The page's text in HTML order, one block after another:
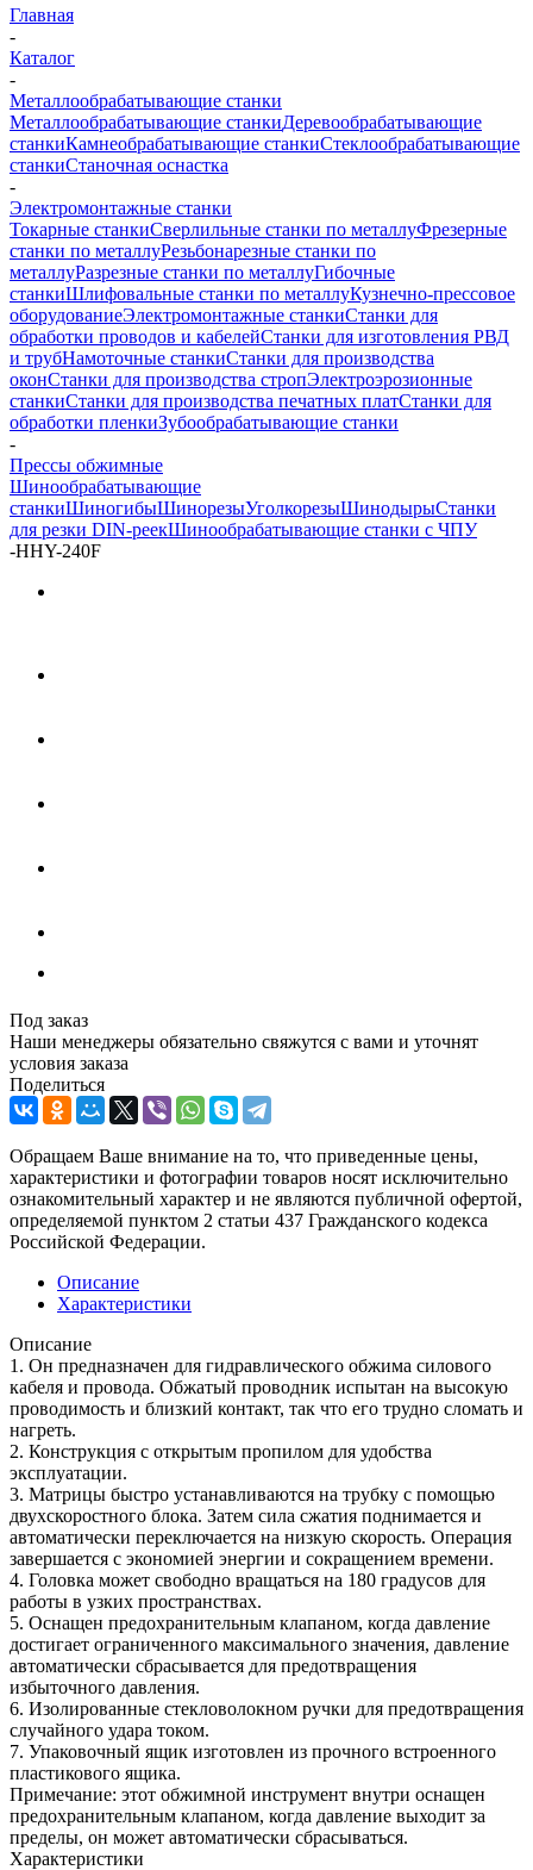
Главная
-
Каталог
-
Металлообрабатывающие станки
Металлообрабатывающие станкиДеревообрабатывающие
станкиКамнеобрабатывающие станкиСтеклообрабатывающие
станкиСтаночная оснастка
-
Электромонтажные станки
Токарные станкиСверлильные станки по металлуФрезерные
станки по металлуРезьбонарезные станки по
металлуРазрезные станки по металлуГибочные
станкиШлифовальные станки по металлуКузнечно-прессовое
оборудованиеЭлектромонтажные станкиСтанки для
обработки проводов и кабелейСтанки для изготовления РВД
и трубНамоточные станкиСтанки для производства
оконСтанки для производства стропЭлектроэрозионные
станкиСтанки для производства печатных платСтанки для
обработки пленкиЗубообрабатывающие станки
-
Прессы обжимные
Шинообрабатывающие
станкиШиногибыШинорезыУголкорезыШинодырыСтанки
для резки DIN-реекШинообрабатывающие станки с ЧПУ
-HHY-240F
Под заказ
Наши менеджеры обязательно свяжутся с вами и уточнят
условия заказа
Поделиться
Обращаем Ваше внимание на то, что приведенные цены,
характеристики и фотографии товаров носят исключительно
ознакомительный характер и не являются публичной офертой,
определяемой пунктом 2 статьи 437 Гражданского кодекса
Российской Федерации.
Описание
Характеристики
Описание
1. Он предназначен для гидравлического обжима силового
кабеля и провода. Обжатый проводник испытан на высокую
проводимость и близкий контакт, так что его трудно сломать и
нагреть.
2. Конструкция с открытым пропилом для удобства
эксплуатации.
3. Матрицы быстро устанавливаются на трубку с помощью
двухскоростного блока. Затем сила сжатия поднимается и
автоматически переключается на низкую скорость. Операция
завершается с экономией энергии и сокращением времени.
4. Головка может свободно вращаться на 180 градусов для
работы в узких пространствах.
5. Оснащен предохранительным клапаном, когда давление
достигает ограниченного максимального значения, давление
автоматически сбрасывается для предотвращения
избыточного давления.
6. Изолированные стекловолокном ручки для предотвращения
случайного удара током.
7. Упаковочный ящик изготовлен из прочного встроенного
пластикового ящика.
Примечание: этот обжимной инструмент внутри оснащен
предохранительным клапаном, когда давление выходит за
пределы, он может автоматически сбрасываться.
Характеристики